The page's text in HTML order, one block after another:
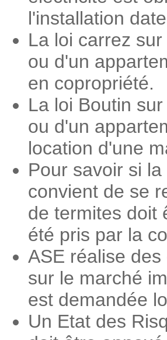
l'installation
La loi carrez
ou d'un
en copropriété.
La loi Boutin
ou d'un
location d'une
Pour savoir si
convient de se
de termites doit
été pris par la
ASE réalise
sur le marché
est demandée
Un Etat des